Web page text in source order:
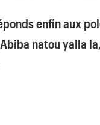
enfin aux
natou yalla